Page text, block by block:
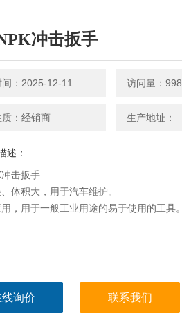
冲击扳手
：2025-12-11 访问量：998
：经销商 生产地址：
述：
击扳手
体积大，用于汽车维护。
，用于一般工业用途的易于使用的工具。
询价 联系我们